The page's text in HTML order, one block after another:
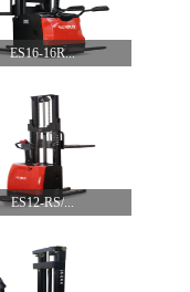
ES16-16R...
ES12-RS/...